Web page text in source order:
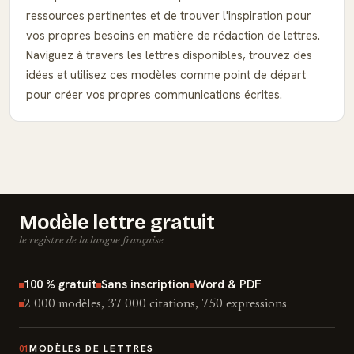
ressources pertinentes et de trouver l'inspiration pour
vos propres besoins en matière de rédaction de lettres.
Naviguez à travers les lettres disponibles, trouvez des
idées et utilisez ces modèles comme point de départ
pour créer vos propres communications écrites.
Modèle lettre gratuit
le registre de la langue française
100 % gratuit Sans inscription Word & PDF
2 000 modèles, 37 000 citations, 750 expressions
01 MODÈLES DE LETTRES